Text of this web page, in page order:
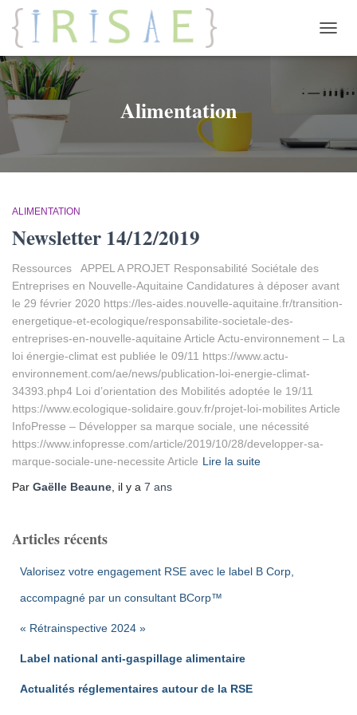
Alimentation
ALIMENTATION
Newsletter 14/12/2019
Ressources APPEL A PROJET Responsabilité Sociétale des
Entreprises en Nouvelle-Aquitaine Candidatures à déposer avant
le 29 février 2020 https://les-aides.nouvelle-aquitaine.fr/transition-
energetique-et-ecologique/responsabilite-societale-des-
entreprises-en-nouvelle-aquitaine Article Actu-environnement – La
loi énergie-climat est publiée le 09/11 https://www.actu-
environnement.com/ae/news/publication-loi-energie-climat-
34393.php4 Loi d’orientation des Mobilités adoptée le 19/11
https://www.ecologique-solidaire.gouv.fr/projet-loi-mobilites Article
InfoPresse – Développer sa marque sociale, une nécessité
https://www.infopresse.com/article/2019/10/28/developper-sa-
marque-sociale-une-necessite Article Lire la suite
Par Gaëlle Beaune , il y a 7 ans
Articles récents
Valorisez votre engagement RSE avec le label B Corp,
accompagné par un consultant BCorp™
« Rétrainspective 2024 »
Label national anti-gaspillage alimentaire
Actualités réglementaires autour de la RSE